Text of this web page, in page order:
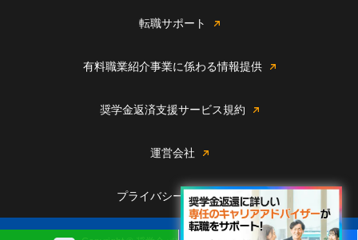
転職サポート
有料職業紹介事業に係わる情報提供
奨学金返済支援サービス規約
運営会社
プライバシーポリシー